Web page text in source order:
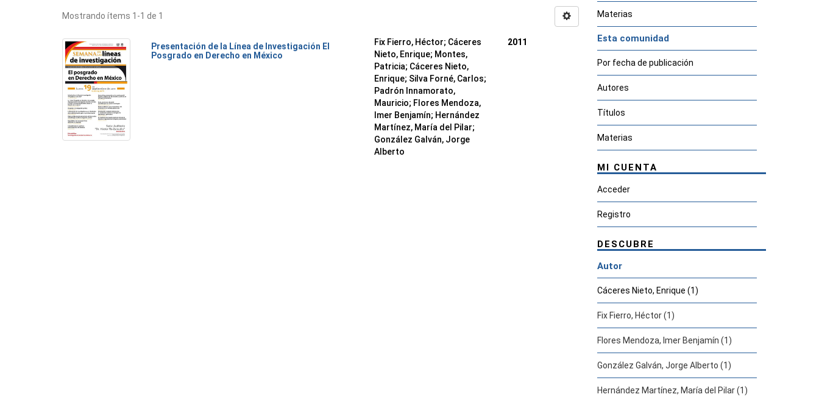
Mostrando ítems 1-1 de 1
Presentación de la Línea de Investigación El
Posgrado en Derecho en México
Fix Fierro, Héctor; Cáceres
Nieto, Enrique; Montes,
Patricia; Cáceres Nieto,
Enrique; Silva Forné, Carlos;
Padrón Innamorato,
Mauricio; Flores Mendoza,
Imer Benjamín; Hernández
Martínez, María del Pilar;
González Galván, Jorge
Alberto
2011
Materias
Esta comunidad
Por fecha de publicación
Autores
Títulos
Materias
MI CUENTA
Acceder
Registro
DESCUBRE
Autor
Cáceres Nieto, Enrique (1)
Fix Fierro, Héctor (1)
Flores Mendoza, Imer Benjamín (1)
González Galván, Jorge Alberto (1)
Hernández Martínez, María del Pilar (1)